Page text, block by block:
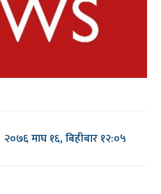
२०७६ माघ १६, बिहीबार १२:०५